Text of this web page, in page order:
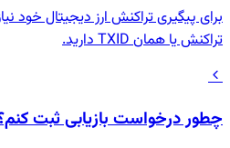
برای پیگیری تراکنش ارز دیجیتال خود
تراکنش یا همان TXID دارید.
چطور درخواست بازیابی ثبت